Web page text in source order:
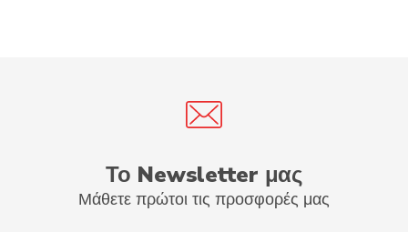
Το Newsletter μας
Μάθετε πρώτοι τις προσφορές μας